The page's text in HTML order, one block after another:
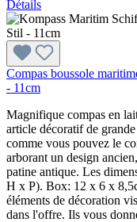
Détails
Compas boussole
- 11cm
Magnifique compas en
article décoratif de
comme vous pouvez le
arborant un design
patine antique. Les
H x P). Box: 12 x 6 x
éléments de décoration
dans l'offre. Ils vous